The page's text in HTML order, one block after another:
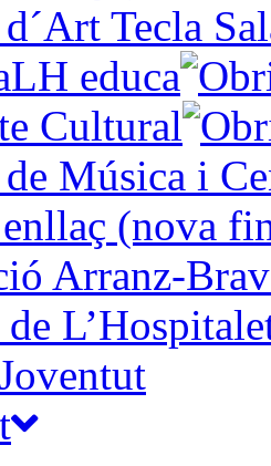
Tecla
educa
Cultural
Música i
Arranz-